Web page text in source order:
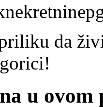
da
u ovom